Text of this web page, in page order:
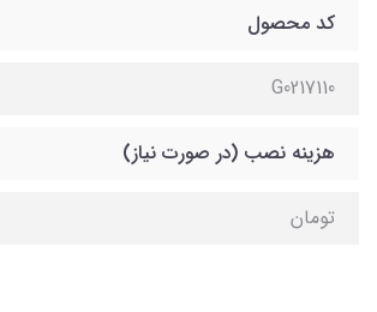
کد محصول
G0217110
هزینه نصب (در صورت نیاز)
تومان